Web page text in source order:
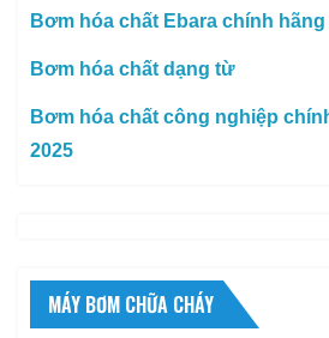
Bơm hóa chất Ebara chính hãng
Bơm hóa chất dạng từ
Bơm hóa chất công nghiệp
2025
MÁY BƠM CHỮA CHÁY